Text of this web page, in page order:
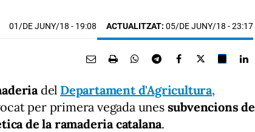
01/DE JUNY/18 - 19:08 ACTUALITZAT: 05/DE JUNY/18 - 23:17
del Departament d'Agricultura,
per primera vegada unes subvencions de
de la ramaderia catalana.